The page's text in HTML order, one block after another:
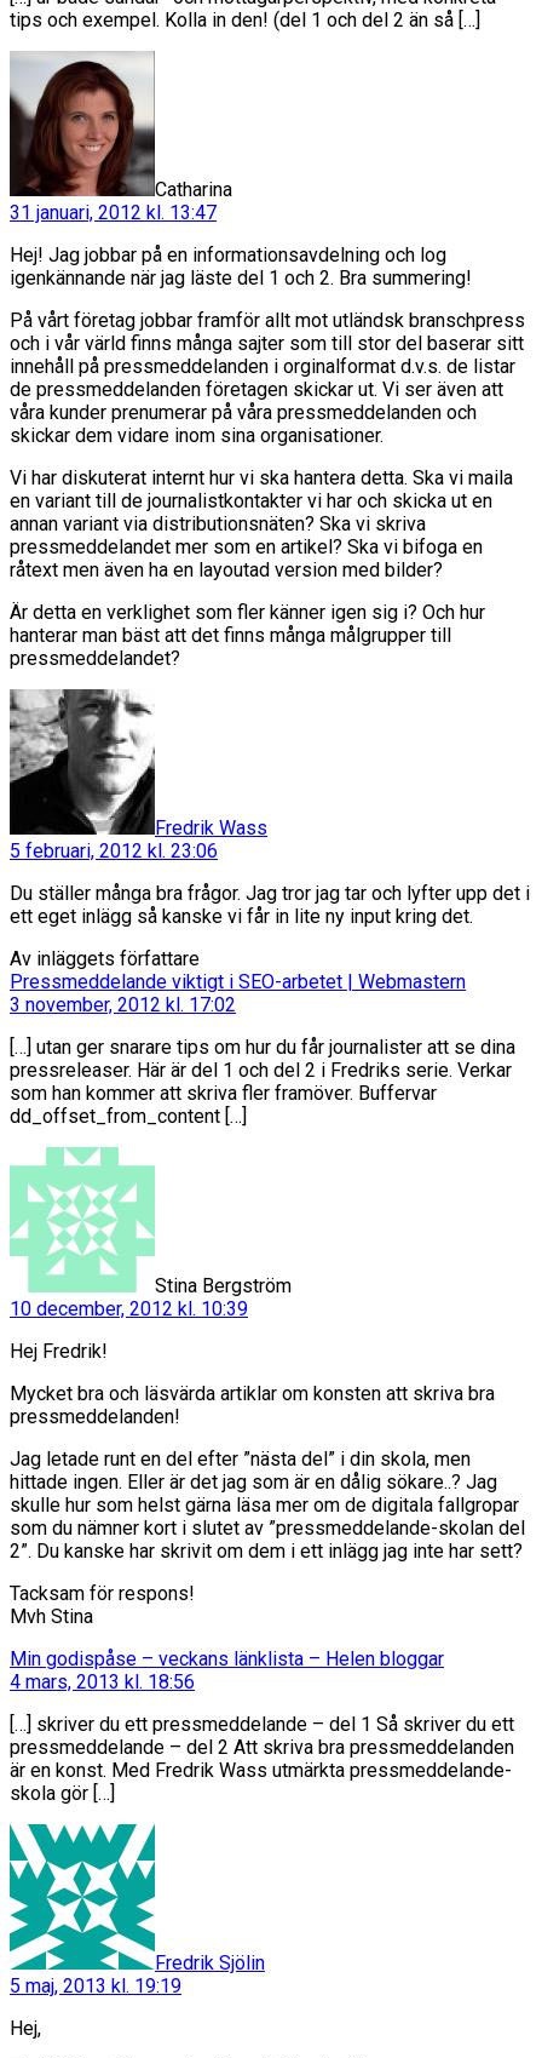
tips och exempel. Kolla in den! (del 1 och del 2 än så […]
Catharina
31 januari, 2012 kl. 13:47
Hej! Jag jobbar på en informationsavdelning och log
igenkännande när jag läste del 1 och 2. Bra summering!
På vårt företag jobbar framför allt mot utländsk branschpress
och i vår värld finns många sajter som till stor del baserar sitt
innehåll på pressmeddelanden i orginalformat d.v.s. de listar
de pressmeddelanden företagen skickar ut. Vi ser även att
våra kunder prenumerar på våra pressmeddelanden och
skickar dem vidare inom sina organisationer.
Vi har diskuterat internt hur vi ska hantera detta. Ska vi maila
en variant till de journalistkontakter vi har och skicka ut en
annan variant via distributionsnäten? Ska vi skriva
pressmeddelandet mer som en artikel? Ska vi bifoga en
råtext men även ha en layoutad version med bilder?
Är detta en verklighet som fler känner igen sig i? Och hur
hanterar man bäst att det finns många målgrupper till
pressmeddelandet?
Fredrik Wass
5 februari, 2012 kl. 23:06
Du ställer många bra frågor. Jag tror jag tar och lyfter upp det i
ett eget inlägg så kanske vi får in lite ny input kring det.
Av inläggets författare
Pressmeddelande viktigt i SEO-arbetet | Webmasternsäger:
3 november, 2012 kl. 17:02
[…] utan ger snarare tips om hur du får journalister att se dina
pressreleaser. Här är del 1 och del 2 i Fredriks serie. Verkar
som han kommer att skriva fler framöver. Buffervar
dd_offset_from_content […]
Stina Bergström
10 december, 2012 kl. 10:39
Hej Fredrik!
Mycket bra och läsvärda artiklar om konsten att skriva bra
pressmeddelanden!
Jag letade runt en del efter ”nästa del” i din skola, men
hittade ingen. Eller är det jag som är en dålig sökare..? Jag
skulle hur som helst gärna läsa mer om de digitala fallgropar
som du nämner kort i slutet av ”pressmeddelande-skolan del
2”. Du kanske har skrivit om dem i ett inlägg jag inte har sett?
Tacksam för respons!
Mvh Stina
Min godispåse – veckans länklista – Helen bloggarsäger:
4 mars, 2013 kl. 18:56
[…] skriver du ett pressmeddelande – del 1 Så skriver du ett
pressmeddelande – del 2 Att skriva bra pressmeddelanden
är en konst. Med Fredrik Wass utmärkta pressmeddelande-
skola gör […]
Fredrik Sjölin
5 maj, 2013 kl. 19:19
Hej,